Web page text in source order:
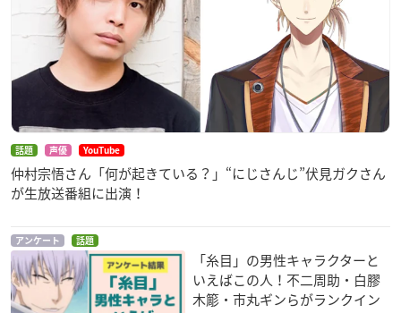
話題 声優 YouTube
仲村宗悟さん「何が起きている？」“にじさんじ”伏見ガクさん
が生放送番組に出演！
アンケート 話題
「糸目」の男性キャラクターと
いえばこの人！不二周助・白膠
木簓・市丸ギンらがランクイン